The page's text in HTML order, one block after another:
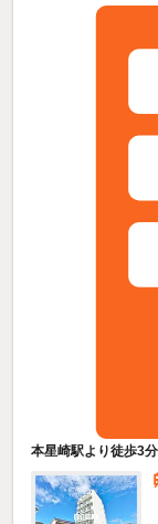
本星崎駅より徒歩3